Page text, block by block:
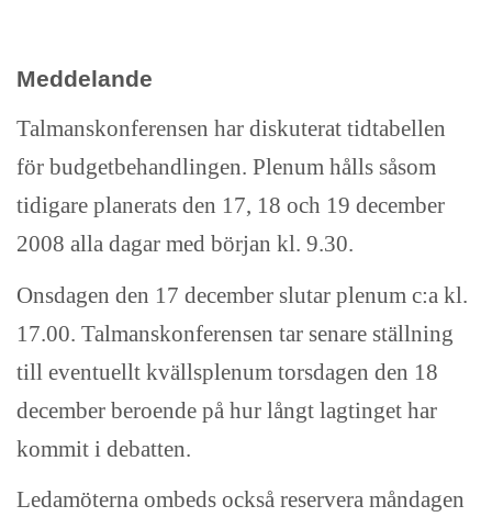
Meddelande
Talmanskonferensen har diskuterat tidtabellen
för budgetbehandlingen. Plenum hålls såsom
tidigare planerats den 17, 18 och 19 december
2008 alla dagar med början kl. 9.30.
Onsdagen den 17 december slutar plenum c:a kl.
17.00. Talmanskonferensen tar senare ställning
till eventuellt kvällsplenum torsdagen den 18
december beroende på hur långt lagtinget har
kommit i debatten.
Ledamöterna ombeds också reservera måndagen